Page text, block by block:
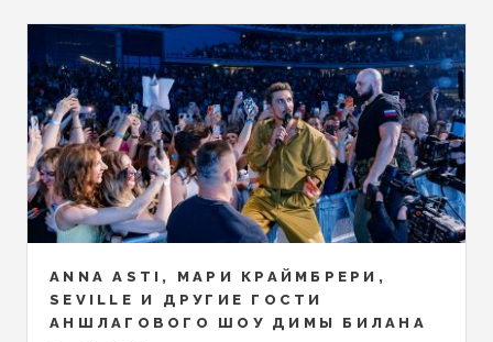
ANNA ASTI, МАРИ КРАЙМБРЕРИ,
SEVILLE И ДРУГИЕ ГОСТИ
АНШЛАГОВОГО ШОУ ДИМЫ БИЛАНА